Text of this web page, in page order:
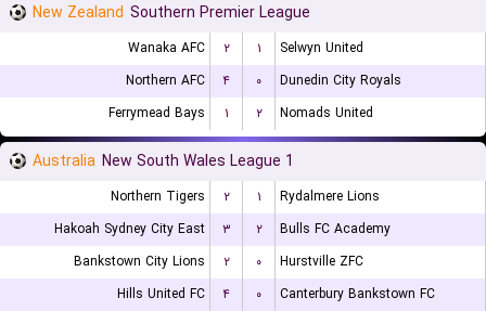
New Zealand Southern Premier League
Wanaka AFC ۲ ۱
Selwyn United
Northern AFC
۴ ۰
Dunedin City Royals
Ferrymead Bays
۱ ۲ Nomads United
Australia New South Wales League 1
Northern Tigers ۲ ۱
Rydalmere Lions
Hakoah Sydney City East
۳ ۲
Bulls FC Academy
Bankstown City Lions
۲ ۰
Hurstville ZFC
Hills United FC
۴ ۰
Canterbury Bankstown FC